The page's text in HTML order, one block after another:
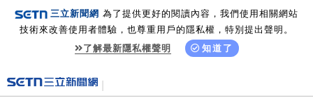
三立新聞網 為了提供更好的閱讀內容，我們使用相關網站
技術來改善使用者體驗，也尊重用戶的隱私權，特別提出聲明。
了解最新隱私權聲明
知道了